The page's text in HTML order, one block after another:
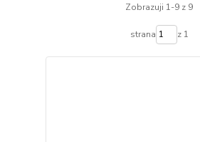
Zobrazuji 1-9 z 9
strana z 1